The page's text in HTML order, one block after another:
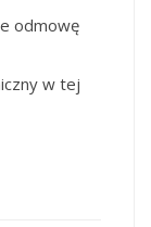
odmowę
w tej